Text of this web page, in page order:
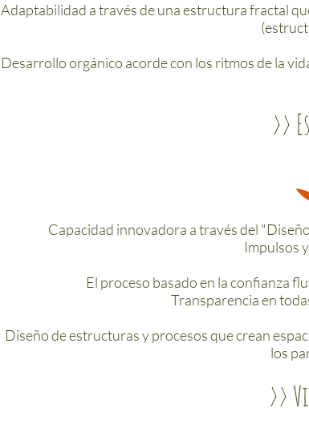
Adaptabilidad a través de una estructura fractal
Desarrollo orgánico acorde con los ritmos de la
>>
Capacidad innovadora a través del
Impulsos
El proceso basado en la confianza
Transparencia en
Diseño de estructuras y procesos que crean
los
>>